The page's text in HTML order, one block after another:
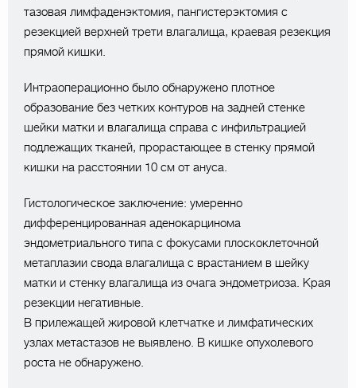
тазовая лимфаденэктомия, пангистерэктомия с
резекцией верхней трети влагалища, краевая резекция
прямой кишки. ⠀
Интраоперационно было обнаружено плотное
образование без четких контуров на задней стенке
шейки матки и влагалища справа с инфильтрацией
подлежащих тканей, прорастающее в стенку прямой
кишки на расстоянии 10 см от ануса. ⠀
Гистологическое заключение: умеренно
дифференцированная аденокарцинома
эндометриального типа с фокусами плоскоклеточной
метаплазии свода влагалища с врастанием в шейку
матки и стенку влагалища из очага эндометриоза. Края
резекции негативные. ⠀
В прилежащей жировой клетчатке и лимфатических
узлах метастазов не выявлено. В кишке опухолевого
роста не обнаружено.